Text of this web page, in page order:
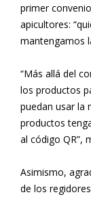
primer
apicultores:
mantengamos
“Más allá del
los productos
puedan usar la
productos
al código QR”,
Asimismo,
de los